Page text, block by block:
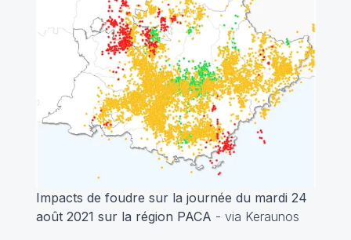
Impacts de foudre sur la journée du mardi 24
août 2021 sur la région PACA - via Keraunos